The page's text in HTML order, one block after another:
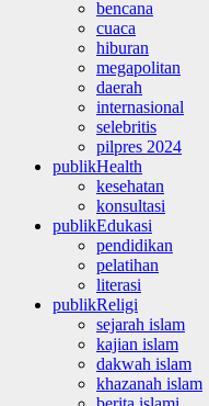
bencana
cuaca
hiburan
megapolitan
daerah
internasional
selebritis
pilpres 2024
publikHealth
kesehatan
konsultasi
publikEdukasi
pendidikan
pelatihan
literasi
publikReligi
sejarah islam
kajian islam
dakwah islam
khazanah islam